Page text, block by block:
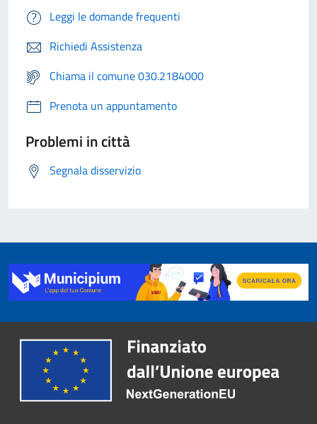
Leggi le domande frequenti
Richiedi Assistenza
Chiama il comune 030.2184000
Prenota un appuntamento
Problemi in città
Segnala disservizio